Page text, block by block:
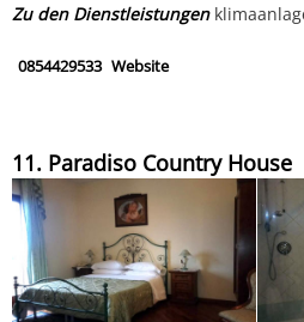
Zu den Dienstleistungen
0854429533 Website
11. Paradiso Country House